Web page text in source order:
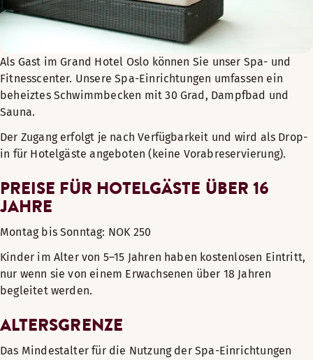
Als Gast im Grand Hotel Oslo können Sie unser Spa- und
Fitnesscenter. Unsere Spa-Einrichtungen umfassen ein
beheiztes Schwimmbecken mit 30 Grad, Dampfbad und
Sauna.
Der Zugang erfolgt je nach Verfügbarkeit und wird als Drop-
in für Hotelgäste angeboten (keine Vorabreservierung).
PREISE FÜR HOTELGÄSTE ÜBER 16
JAHRE
Montag bis Sonntag: NOK 250
Kinder im Alter von 5–15 Jahren haben kostenlosen Eintritt,
nur wenn sie von einem Erwachsenen über 18 Jahren
begleitet werden.
ALTERSGRENZE
Das Mindestalter für die Nutzung der Spa-Einrichtungen